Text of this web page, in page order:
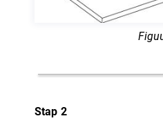
Stap 2